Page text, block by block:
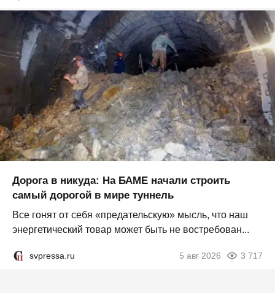
Дорога в никуда: На БАМЕ начали строить
самый дорогой в мире туннель
Все гонят от себя «предательскую» мысль, что наш
энергетический товар может быть не востребован...
svpressa.ru 5 авг 2026 3 717